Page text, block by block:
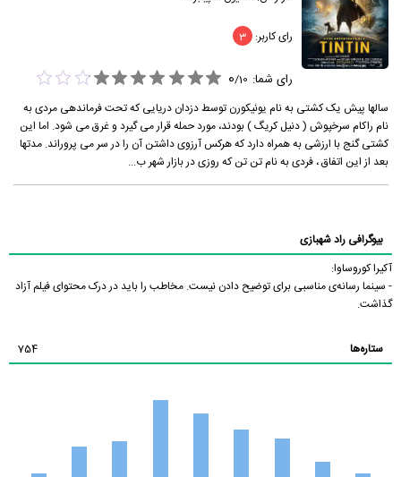
رای کاربر: 3
رای شما: 0/10
سالها پیش یک کشتی به نام یونیکورن توسط دزدان دریایی که تحت فرماندهی مردی به
نام راکام سرخپوش ( دنیل کریگ ) بودند، مورد حمله قرار می گیرد و غرق می شود. اما این
کشتی گنج با ارزشی به همراه دارد که هرکس آرزوی داشتن آن را در سر می پروراند. مدتها
بعد از این اتفاق ، فردی به نام تن تن که روزی در بازار شهر ب...
بیوگرافی راد شهبازی
آکیرا کوروساوا:
- سینما رسانه‌ی مناسبی برای توضیح دادن نیست. مخاطب را باید در درک محتوای فیلم آزاد
گذاشت.
ستاره‌ها 754